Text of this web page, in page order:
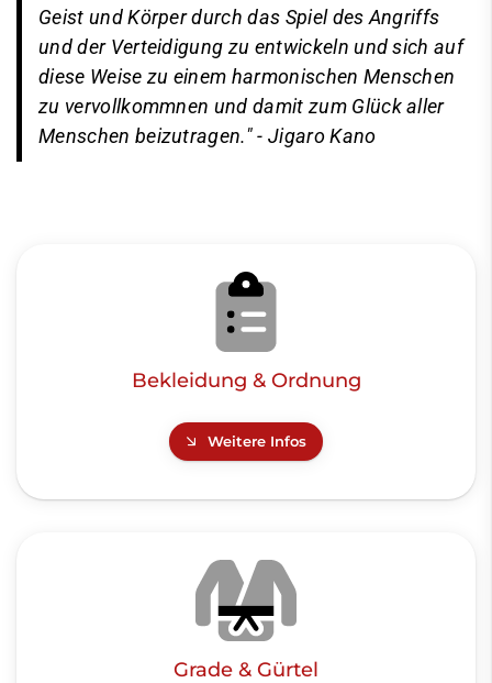
Geist und Körper durch das Spiel des Angriffs
und der Verteidigung zu entwickeln und sich auf
diese Weise zu einem harmonischen Menschen
zu vervollkommnen und damit zum Glück aller
Menschen beizutragen." - Jigaro Kano
Bekleidung & Ordnung
Weitere Infos
Grade & Gürtel